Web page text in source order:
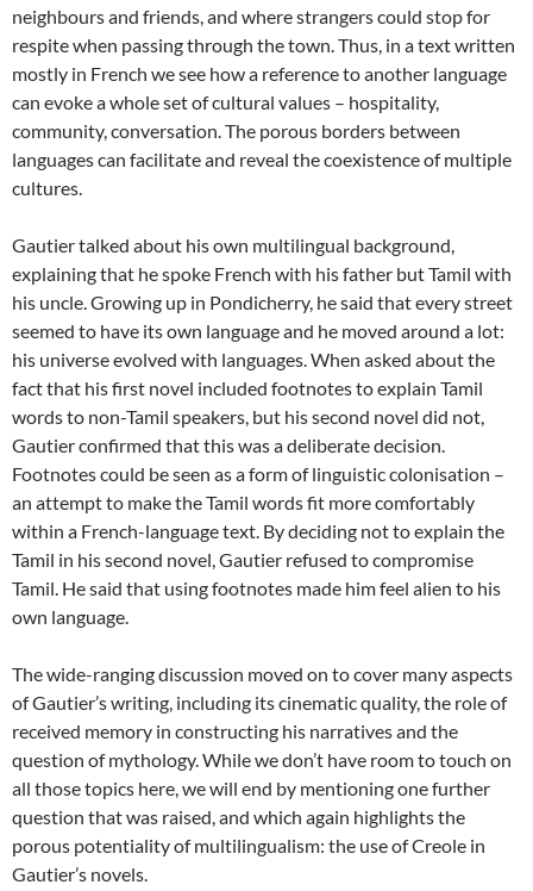
neighbours and friends, and where strangers could stop for
respite when passing through the town. Thus, in a text written
mostly in French we see how a reference to another language
can evoke a whole set of cultural values – hospitality,
community, conversation. The porous borders between
languages can facilitate and reveal the coexistence of multiple
cultures.
Gautier talked about his own multilingual background,
explaining that he spoke French with his father but Tamil with
his uncle. Growing up in Pondicherry, he said that every street
seemed to have its own language and he moved around a lot:
his universe evolved with languages. When asked about the
fact that his first novel included footnotes to explain Tamil
words to non-Tamil speakers, but his second novel did not,
Gautier confirmed that this was a deliberate decision.
Footnotes could be seen as a form of linguistic colonisation –
an attempt to make the Tamil words fit more comfortably
within a French-language text. By deciding not to explain the
Tamil in his second novel, Gautier refused to compromise
Tamil. He said that using footnotes made him feel alien to his
own language.
The wide-ranging discussion moved on to cover many aspects
of Gautier’s writing, including its cinematic quality, the role of
received memory in constructing his narratives and the
question of mythology. While we don’t have room to touch on
all those topics here, we will end by mentioning one further
question that was raised, and which again highlights the
porous potentiality of multilingualism: the use of Creole in
Gautier’s novels.